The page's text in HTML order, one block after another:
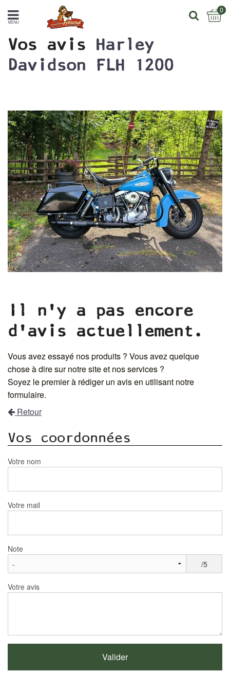
MENU
0
Vos avis Harley
Davidson FLH 1200
Il n'y a pas encore
d'avis actuellement.
Vous avez essayé nos produits ? Vous avez quelque
chose à dire sur notre site et nos services ?
Soyez le premier à rédiger un avis en utilisant notre
formulaire.
Retour
Vos coordonnées
Votre nom
Votre mail
Note
/5
Votre avis